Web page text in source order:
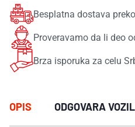
Besplatna dostava
Proveravamo da li deo
Brza isporuka za celu
OPIS ODGOVARA